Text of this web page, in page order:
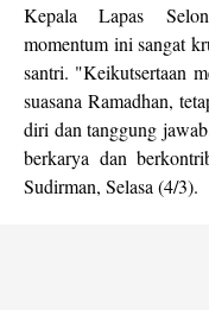
Kepala Lapas
momentum ini sangat
santri. "Keikutsertaan
suasana Ramadhan,
diri dan tanggung
berkarya dan
Sudirman, Selasa (4/3).